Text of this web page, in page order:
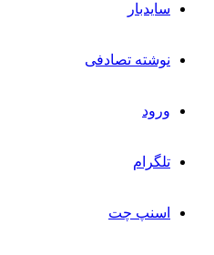
سایدبار
نوشته تصادفی
ورود
تلگرام
اسنپ چت